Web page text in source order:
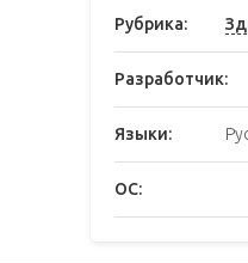
Рубрика:
Разработчик:
Языки:
ОС: